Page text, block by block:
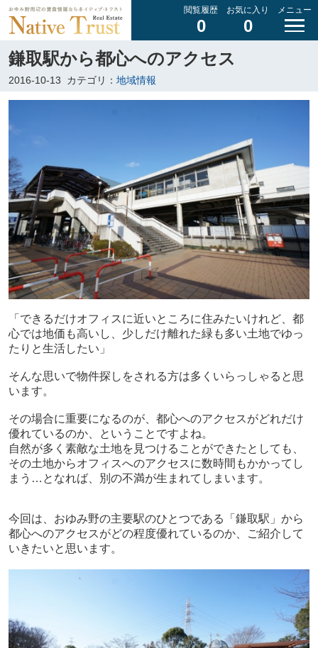
閲覧履歴
0
お気に入り
0
メニュー
鎌取駅から都心へのアクセス
2016-10-13 カテゴリ： 地域情報
「できるだけオフィスに近いところに住みたいけれど、都
心では地価も高いし、少しだけ離れた緑も多い土地でゆっ
たりと生活したい」
そんな思いで物件探しをされる方は多くいらっしゃると思
います。
その場合に重要になるのが、都心へのアクセスがどれだけ
優れているのか、ということですよね。
自然が多く素敵な土地を見つけることができたとしても、
その土地からオフィスへのアクセスに数時間もかかってし
まう … となれば、別の不満が生まれてしまいます。
今回は、おゆみ野の主要駅のひとつである「鎌取駅」から
都心へのアクセスがどの程度優れているのか、ご紹介して
いきたいと思います。